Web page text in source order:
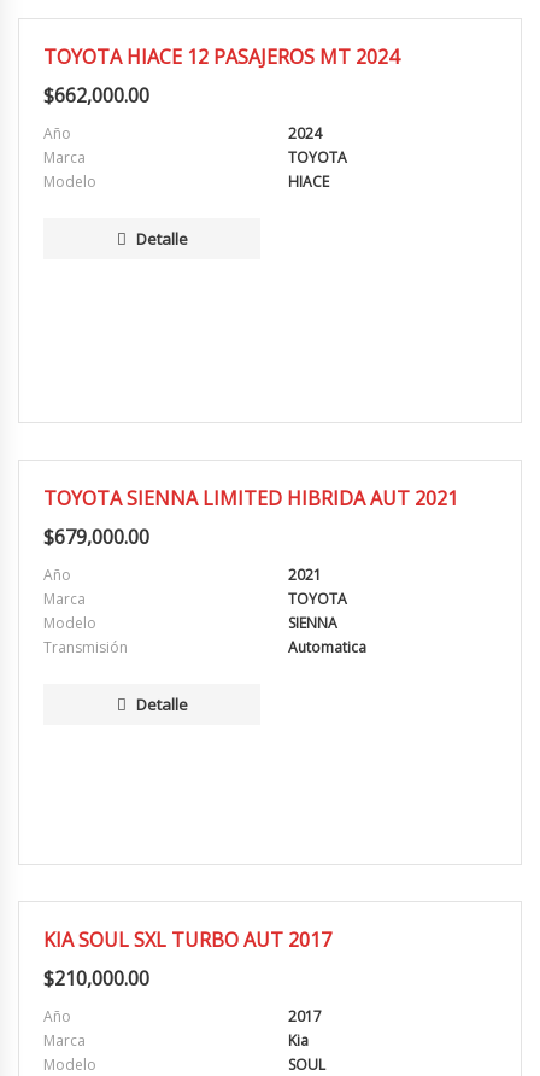
MUY BUENA
TOYOTA HIACE 12 PASAJEROS MT 2024
$662,000.00
Año
2024
Marca
TOYOTA
Modelo
HIACE
Detalle
MUY BUENA
TOYOTA SIENNA LIMITED HIBRIDA AUT 2021
$679,000.00
Año
2021
Marca
TOYOTA
Modelo
SIENNA
Transmisión
Automatica
Detalle
MUY BUENA
KIA SOUL SXL TURBO AUT 2017
$210,000.00
Año
2017
Marca
Kia
Modelo
SOUL